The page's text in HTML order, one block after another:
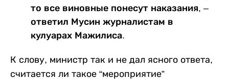
то все виновные понесут наказания, –
ответил Мусин журналистам в
кулуарах Мажилиса.
К слову, министр так и не дал ясного ответа,
считается ли такое “мероприятие”